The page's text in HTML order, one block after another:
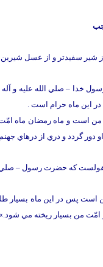
سفيدتر و از عسل شيرين تر
خدا – صلي الله عليه و
در اين ماه حرام است .
است و ماه رمضان ماه
دور گردد و دري از درهاي
كه حضرت رسول – صلي
است پس در اين ماه بسيار
امّت من بسيار ريخته مي